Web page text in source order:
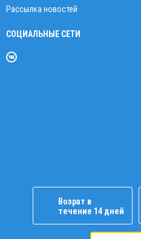
Рассылка новостей
СОЦИАЛЬНЫЕ СЕТИ
Возрат в
течение 14 дней